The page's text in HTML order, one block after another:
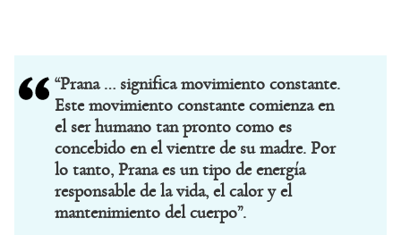
“Prana … significa movimiento constante.
Este movimiento constante comienza en
el ser humano tan pronto como es
concebido en el vientre de su madre. Por
lo tanto, Prana es un tipo de energía
responsable de la vida, el calor y el
mantenimiento del cuerpo”.